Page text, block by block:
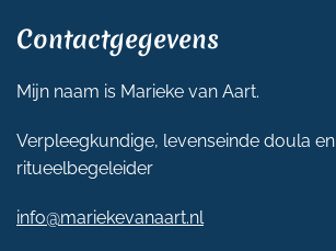
Contactgegevens
Mijn naam is Marieke van Aart.
Verpleegkundige, levenseinde doula en
ritueelbegeleider
info@mariekevanaart.nl